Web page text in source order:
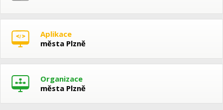
Aplikace
města Plzně
Organizace
města Plzně